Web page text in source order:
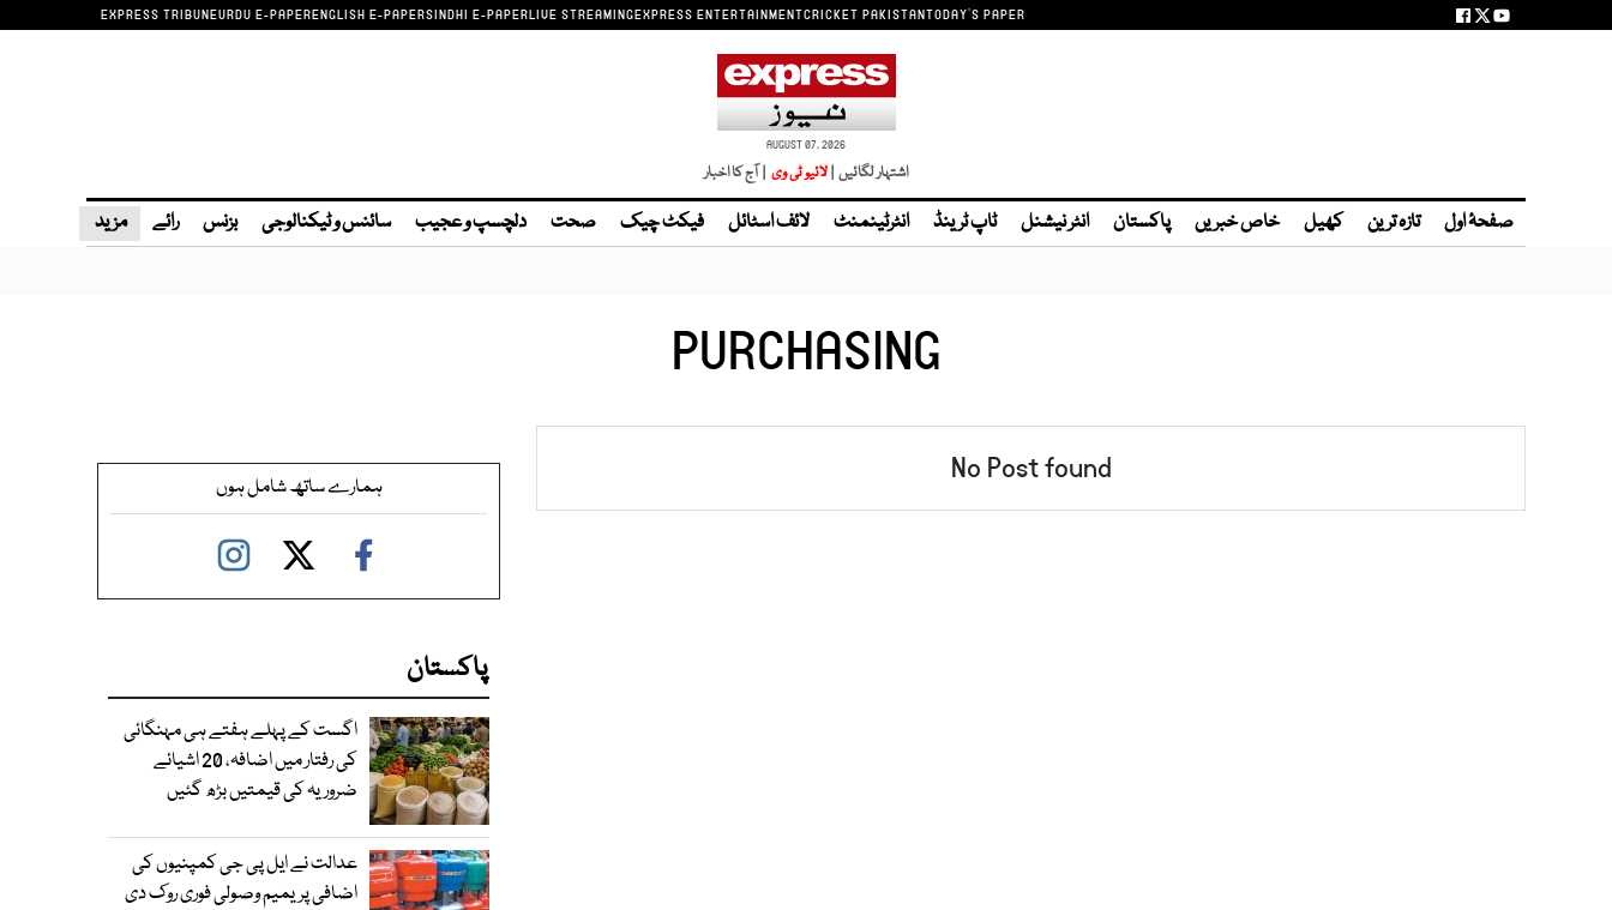
EXPRESS TRIBUNEURDU E-PAPERENGLISH E-PAPERSINDHI E-PAPERLIVE STREAMINGEXPRESS ENTERTAINMENTCRICKET PAKISTANTODAY'S PAPER
AUGUST 07, 2026
اشتہار لگائیں | | آج کا اخبار
صفحۂ اول تازہ ترین کھیل خاص خبریں پاکستان انٹر نیشنل ٹاپ ٹرینڈ انٹرٹینمنٹ لائف اسٹائل فیکٹ چیک صحت دلچسپ و عجیب سائنس و ٹیکنالوجی بزنس رائے مزید
PURCHASING
No Post found ہمارے ساتھ شامل ہوں
پاکستان
اگست کے پہلے ہفتے ہی مہنگائی
کی رفتار میں اضافہ، 20 اشیائے
ضروریہ کی قیمتیں بڑھ گئیں
عدالت نے ایل پی جی کمپنیوں کی
اضافی پریمیم وصولی فوری روک دی